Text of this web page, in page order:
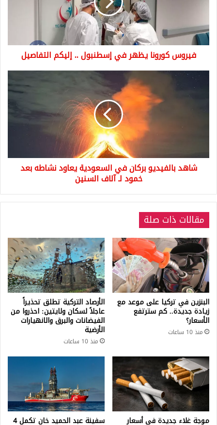
إليكم
التفاصيل
فيروس كورونا يظهر في إسطنبول .. إليكم التفاصيل
شاهد
بالفيديو
خمود
شاهد بالفيديو بركان في السعودية يعاود نشاطه بعد
خمود لـ آلاف السنين
مقالات ذات صلة
البنزين في تركيا على موعد مع
زيادة جديدة.. كم سترتفع
الأسعار؟
منذ 10 ساعات
الأرصاد التركية تطلق تحذيراً
عاجلاً لسكان ولايتين: احذروا من
الفيضانات والبرق والانهيارات
الأرضية
منذ 10 ساعات
موجة غلاء جديدة في أسعار سفينة عبد الحميد خان تكمل 4